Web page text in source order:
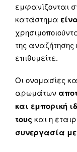
εμφανίζονται
κατάστημα
της
επιθυμείτε.
Οι ονομασίες
αρωμάτων
και εμπορική
τους και η
συνεργασία με